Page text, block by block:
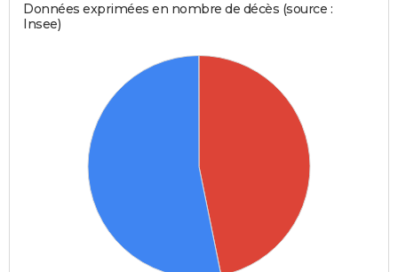
Données exprimées en nombre de décès (source :
Insee)